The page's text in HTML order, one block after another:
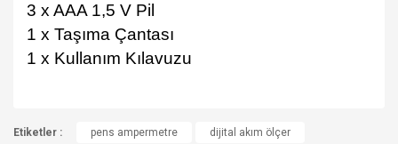
3 x AAA 1,5 V Pil
1 x Taşıma Çantası
1 x Kullanım Kılavuzu
konularda yetersiz gördüğünüz noktaları öneri formunu
Etiketler : pens ampermetre
dijital akım ölçer